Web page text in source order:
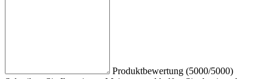
Produktbewertung (5000/5000)